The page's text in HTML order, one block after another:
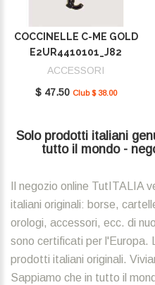
COCCINELLE C-ME GOLD
E2UR4410101_J82
ACCESSORI
$ 47.50 Club $ 38.00
Solo prodotti italiani
tutto il mondo -
Il negozio online TutITALIA
italiani originali: borse,
orologi, accessori, ecc. di
sono certificati per l'Europa.
prodotti italiani originali.
Sappiamo che in tutto il